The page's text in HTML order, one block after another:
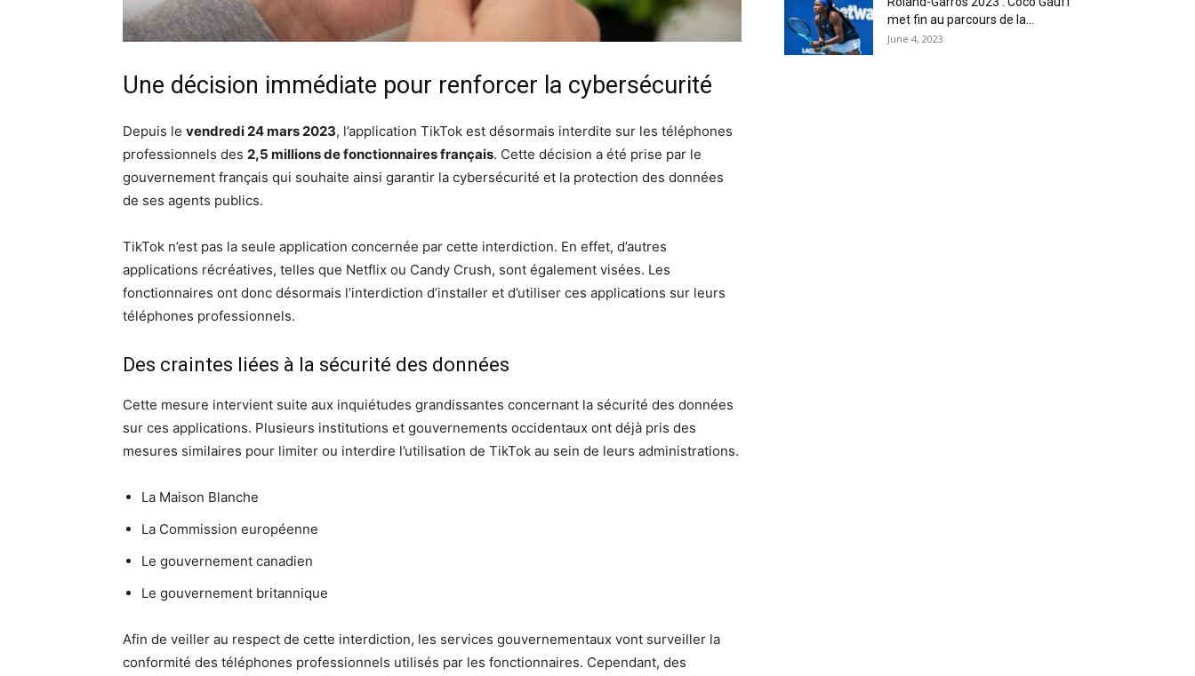
Une décision immédiate pour renforcer la cybersécurité
Depuis le vendredi 24 mars 2023, l’application TikTok est désormais interdite sur les téléphones
professionnels des 2,5 millions de fonctionnaires français. Cette décision a été prise par le
gouvernement français qui souhaite ainsi garantir la cybersécurité et la protection des données
de ses agents publics.
TikTok n’est pas la seule application concernée par cette interdiction. En effet, d’autres
applications récréatives, telles que Netflix ou Candy Crush, sont également visées. Les
fonctionnaires ont donc désormais l’interdiction d’installer et d’utiliser ces applications sur leurs
téléphones professionnels.
Des craintes liées à la sécurité des données
Cette mesure intervient suite aux inquiétudes grandissantes concernant la sécurité des données
sur ces applications. Plusieurs institutions et gouvernements occidentaux ont déjà pris des
mesures similaires pour limiter ou interdire l’utilisation de TikTok au sein de leurs administrations.
La Maison Blanche
La Commission européenne
Le gouvernement canadien
Le gouvernement britannique
Afin de veiller au respect de cette interdiction, les services gouvernementaux vont surveiller la
conformité des téléphones professionnels utilisés par les fonctionnaires. Cependant, des
met fin au parcours de la...
June 4, 2023